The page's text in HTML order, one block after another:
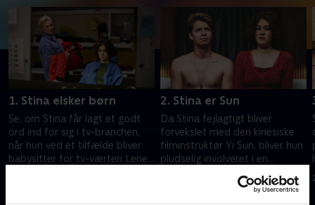
1. Stina elsker børn
Se, om Stina får lagt et godt
ord ind for sig i tv-branchen,
når hun ved et tilfælde bliver
babysitter for tv-værten Lene
2. Stina er Sun
Da Stina fejlagtigt bliver
forvekslet med den kinesiske
filminstruktør Yi Sun, bliver hun
pludselig involveret i en
26. juli 2021 • 21 min